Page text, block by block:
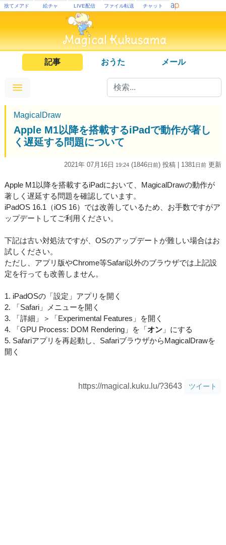
捨てメアド 絵チャ LIVE配信 ファイル転送 チャット
記事 おうた メール
MagicalDraw
Apple M1以降を搭載するiPadで動作が著し
く遅延する問題について
2021年 07月16日 19:24 (1846日前) 投稿 | 1381 日前 更新
Apple M1以降を搭載するiPadにおいて、MagicalDrawの動作が
著しく遅延する問題を確認しています。
iPadOS 16.1（iOS 16）では改善しているため、お手数ですがア
ップデートしてご利用ください。
下記は古い対処法ですが、OSのアップデートが難しい場合はお
試しください。
ただし、アプリ版やChrome等Safari以外のブラウザでは上記設
定を行っても改善しません。
1. iPadOSの「設定」アプリを開く
2. 「Safari」メニューを開く
3. 「詳細」＞「Experimental Features」を開く
4. 「GPU Process: DOM Rendering」を「オン 」にする
5. Safariアプリを再起動し、SafariブラウザからMagicalDrawを
開く
https://magical.kuku.lu/?3643 ツイート